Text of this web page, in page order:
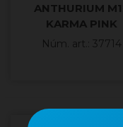
ANTHURIUM
KARMA PINK
Núm. art.: 37714